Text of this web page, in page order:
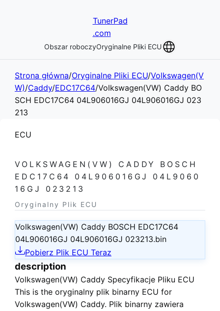
TunerPad
.com
Obszar roboczyOryginalne Pliki ECU
Strona główna/Oryginalne Pliki ECU/Volkswagen(V
W)/Caddy/EDC17C64/Volkswagen(VW) Caddy BO
SCH EDC17C64 04L906016GJ 04L906016GJ 023
213
ECU
VOLKSWAGEN(VW) CADDY BOSCH
EDC17C64 04L906016GJ 04L9060
16GJ 023213
Oryginalny Plik ECU
Volkswagen(VW) Caddy BOSCH EDC17C64
04L906016GJ 04L906016GJ 023213.bin
Pobierz Plik ECU Teraz
description
Volkswagen(VW) Caddy Specyfikacje Pliku ECU
This is the oryginalny plik binarny ECU for
Volkswagen(VW) Caddy. Plik binarny zawiera